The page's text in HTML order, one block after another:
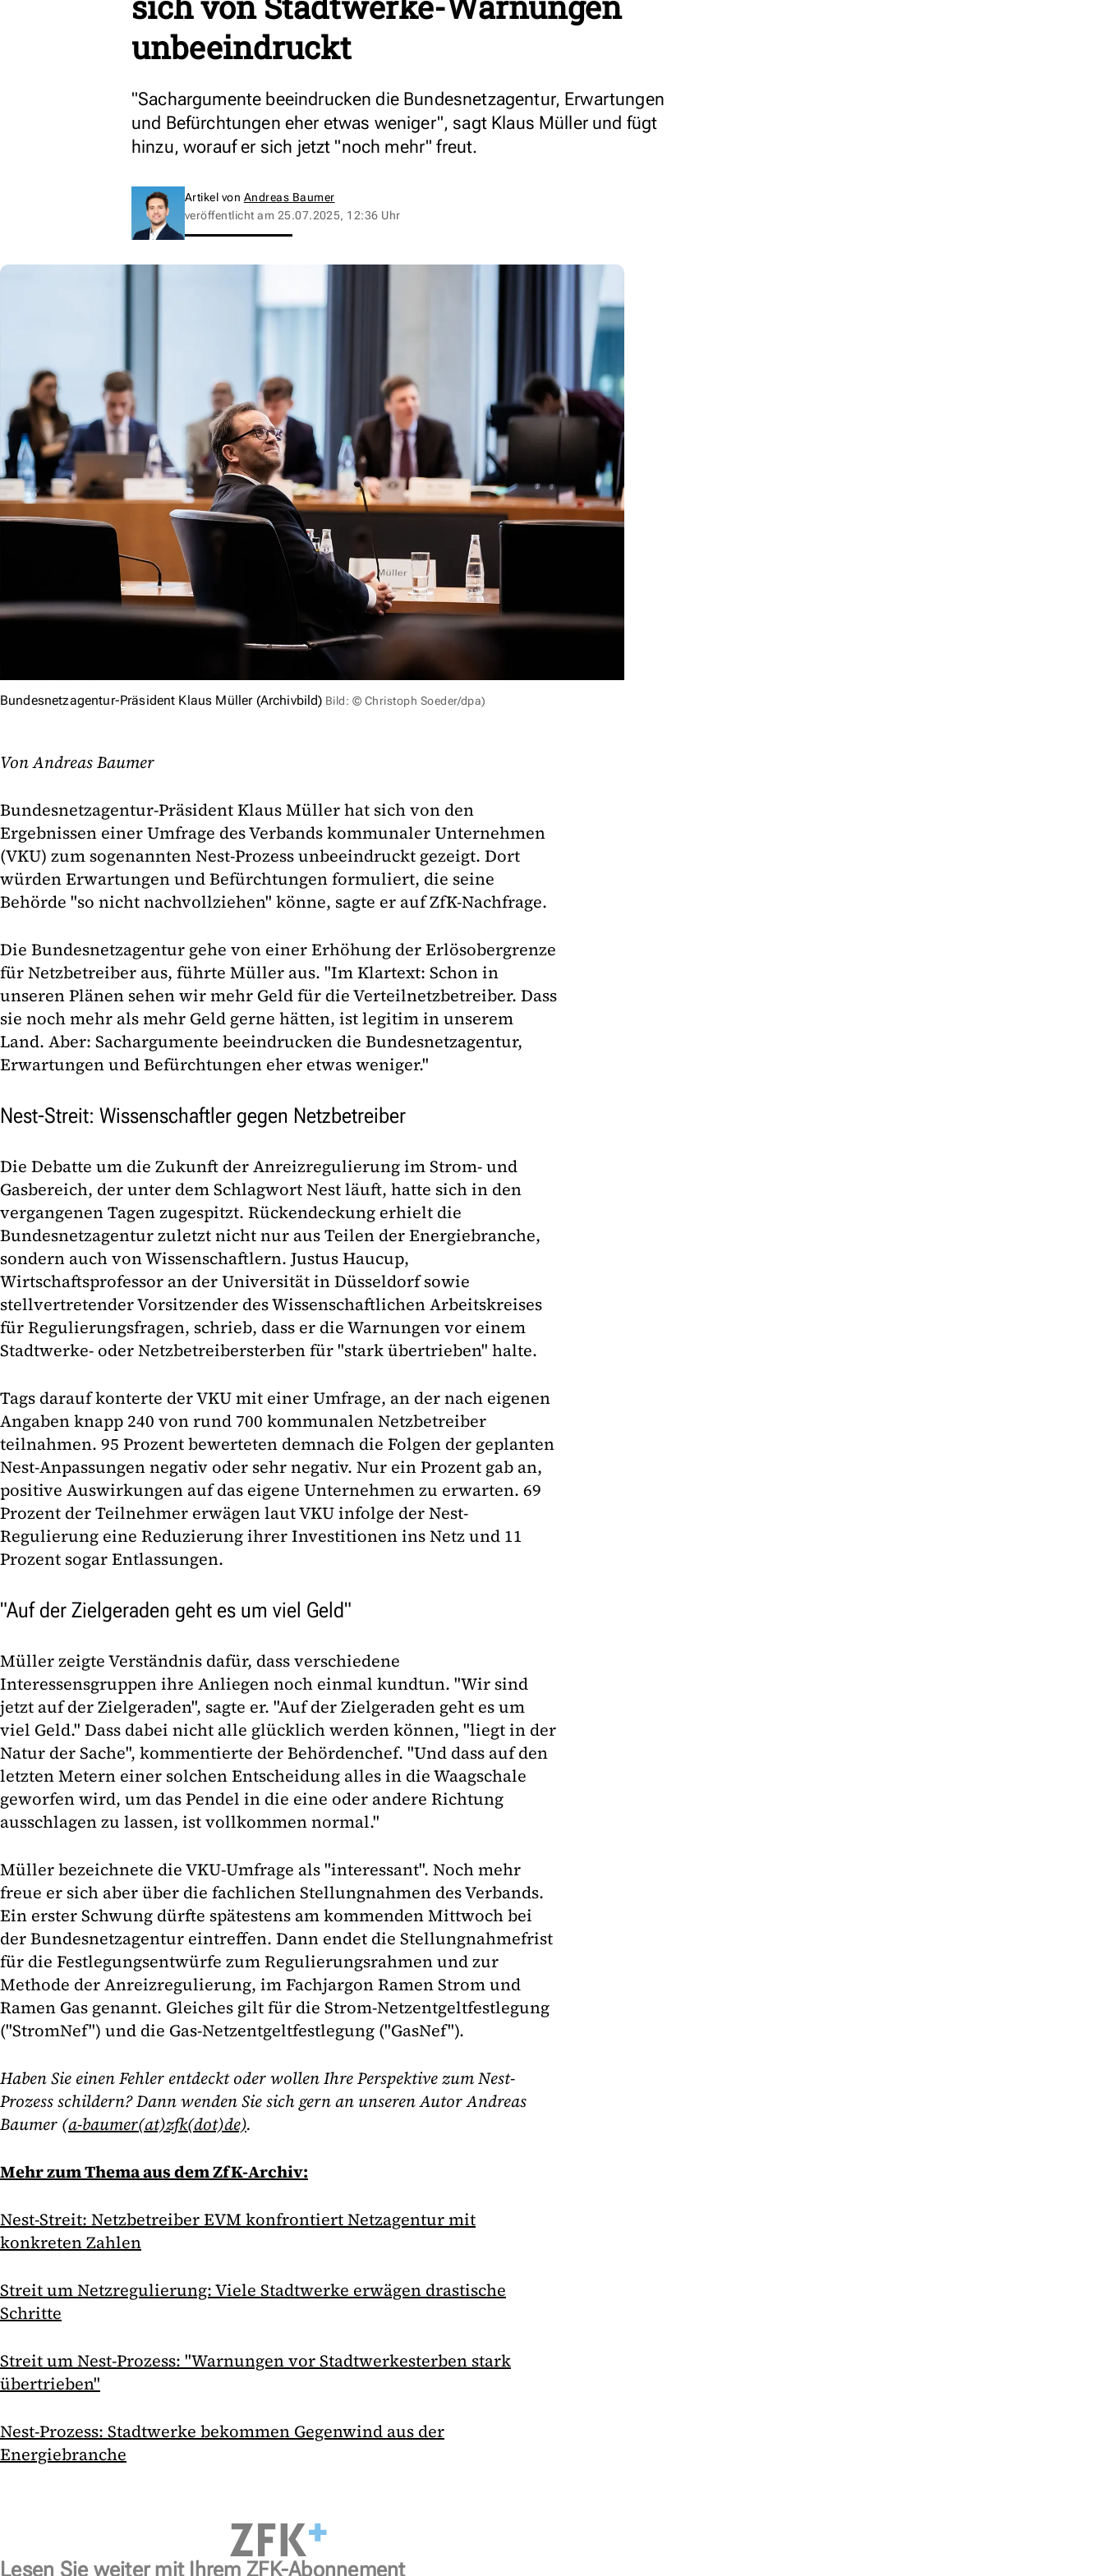
unbeeindruckt
"Sachargumente beeindrucken die Bundesnetzagentur, Erwartungen
und Befürchtungen eher etwas weniger", sagt Klaus Müller und fügt
hinzu, worauf er sich jetzt "noch mehr" freut.
Artikel von Andreas Baumer
veröffentlicht am 25.07.2025, 12:36 Uhr
Bundesnetzagentur-Präsident Klaus Müller (Archivbild) Bild: © Christoph Soeder/dpa)
Von Andreas Baumer
Bundesnetzagentur-Präsident Klaus Müller hat sich von den
Ergebnissen einer Umfrage des Verbands kommunaler Unternehmen
(VKU) zum sogenannten Nest-Prozess unbeeindruckt gezeigt. Dort
würden Erwartungen und Befürchtungen formuliert, die seine
Behörde "so nicht nachvollziehen" könne, sagte er auf ZfK-Nachfrage.
Die Bundesnetzagentur gehe von einer Erhöhung der Erlösobergrenze
für Netzbetreiber aus, führte Müller aus. "Im Klartext: Schon in
unseren Plänen sehen wir mehr Geld für die Verteilnetzbetreiber. Dass
sie noch mehr als mehr Geld gerne hätten, ist legitim in unserem
Land. Aber: Sachargumente beeindrucken die Bundesnetzagentur,
Erwartungen und Befürchtungen eher etwas weniger."
Nest-Streit: Wissenschaftler gegen Netzbetreiber
Die Debatte um die Zukunft der Anreizregulierung im Strom- und
Gasbereich, der unter dem Schlagwort Nest läuft, hatte sich in den
vergangenen Tagen zugespitzt. Rückendeckung erhielt die
Bundesnetzagentur zuletzt nicht nur aus Teilen der Energiebranche,
sondern auch von Wissenschaftlern. Justus Haucup,
Wirtschaftsprofessor an der Universität in Düsseldorf sowie
stellvertretender Vorsitzender des Wis­sen­schaft­li­chen Arbeitskreises
für Regulierungsfragen, schrieb, dass er die Warnungen vor einem
Stadtwerke- oder Netzbetreibersterben für "stark übertrieben" halte.
Tags darauf konterte der VKU mit einer Umfrage, an der nach eigenen
Angaben knapp 240 von rund 700 kommunalen Netzbetreiber
teilnahmen. 95 Prozent bewerteten demnach die Folgen der geplanten
Nest-Anpassungen negativ oder sehr negativ. Nur ein Prozent gab an,
positive Auswirkungen auf das eigene Unternehmen zu erwarten. 69
Prozent der Teilnehmer erwägen laut VKU infolge der Nest-
Regulierung eine Reduzierung ihrer Investitionen ins Netz und 11
Prozent sogar Entlassungen.
"Auf der Zielgeraden geht es um viel Geld"
Müller zeigte Verständnis dafür, dass verschiedene
Interessensgruppen ihre Anliegen noch einmal kundtun. "Wir sind
jetzt auf der Zielgeraden", sagte er. "Auf der Zielgeraden geht es um
viel Geld." Dass dabei nicht alle glücklich werden können, "liegt in der
Natur der Sache", kommentierte der Behördenchef. "Und dass auf den
letzten Metern einer solchen Entscheidung alles in die Waagschale
geworfen wird, um das Pendel in die eine oder andere Richtung
ausschlagen zu lassen, ist vollkommen normal."
Müller bezeichnete die VKU-Umfrage als "interessant". Noch mehr
freue er sich aber über die fachlichen Stellungnahmen des Verbands.
Ein erster Schwung dürfte spätestens am kommenden Mittwoch bei
der Bundesnetzagentur eintreffen. Dann endet die Stellungnahmefrist
für die Festlegungsentwürfe zum Regulierungsrahmen und zur
Methode der Anreizregulierung, im Fachjargon Ramen Strom und
Ramen Gas genannt. Gleiches gilt für die Strom-Netzentgeltfestlegung
("StromNef") und die Gas-Netzentgeltfestlegung ("GasNef").
Haben Sie einen Fehler entdeckt oder wollen Ihre Perspektive zum Nest-
Prozess schildern? Dann wenden Sie sich gern an unseren Autor Andreas
Baumer (a-baumer(at)zfk(dot)de).
Mehr zum Thema aus dem ZfK-Archiv:
Nest-Streit: Netzbetreiber EVM konfrontiert Netzagentur mit
konkreten Zahlen
Streit um Netzregulierung: Viele Stadtwerke erwägen drastische
Schritte
Streit um Nest-Prozess: "Warnungen vor Stadtwerkesterben stark
übertrieben"
Nest-Prozess: Stadtwerke bekommen Gegenwind aus der
Energiebranche
Lesen Sie weiter mit Ihrem ZFK-Abonnement